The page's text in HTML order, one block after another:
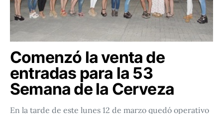
Comenzó la venta de
entradas para la 53
Semana de la Cerveza
En la tarde de este lunes 12 de marzo quedó operativo